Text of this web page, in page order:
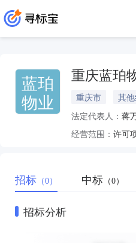
蓝珀
物业
重庆蓝珀
重庆市 其
法定代表人： 蒋
经营范围：
招标 （0） 中标 （0）
招标分析